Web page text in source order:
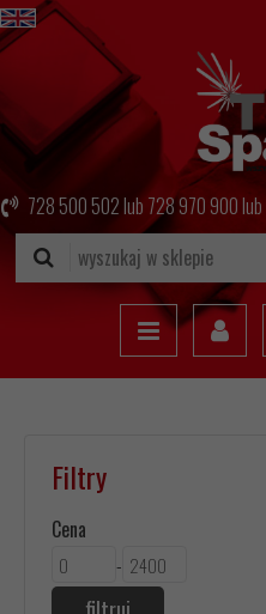
728 500 502lub 728 970 900 lub
Filtry
Cena
-